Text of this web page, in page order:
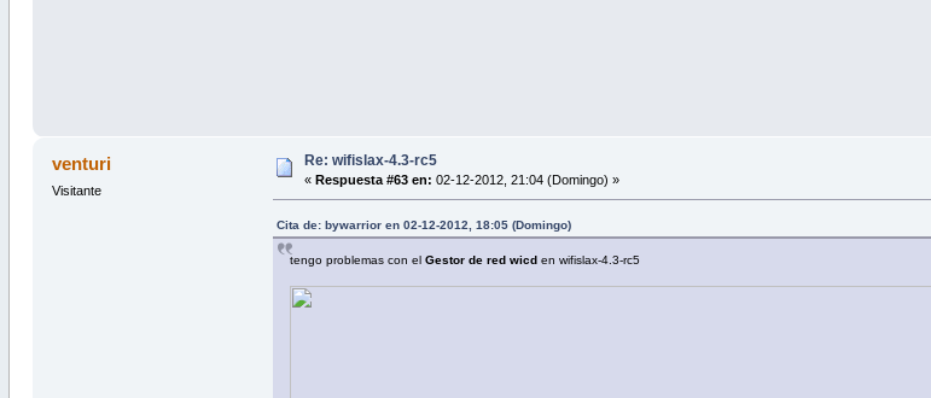
venturi
Visitante
Re: wifislax-4.3-rc5
« Respuesta #63 en: 02-12-2012, 21:04 (Domingo) »
Cita de: bywarrior en 02-12-2012, 18:05 (Domingo)
tengo problemas con elGestor de red wicd en wifislax-4.3-rc5